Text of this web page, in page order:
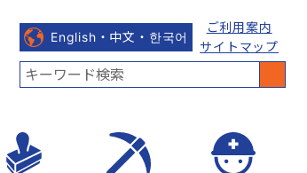
English・中文・한국어
ご利用案内
サイトマップ